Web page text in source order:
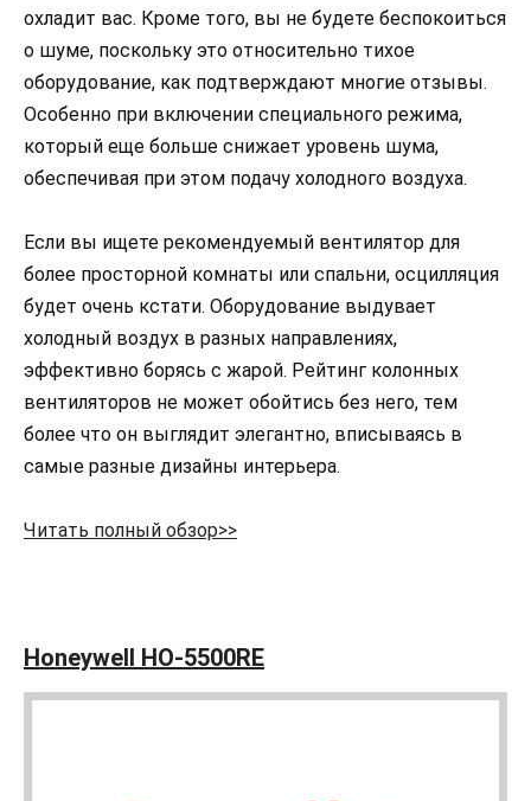
охладит вас. Кроме того, вы не будете беспокоиться
о шуме, поскольку это относительно тихое
оборудование, как подтверждают многие отзывы.
Особенно при включении специального режима,
который еще больше снижает уровень шума,
обеспечивая при этом подачу холодного воздуха.
Если вы ищете рекомендуемый вентилятор для
более просторной комнаты или спальни, осцилляция
будет очень кстати. Оборудование выдувает
холодный воздух в разных направлениях,
эффективно борясь с жарой. Рейтинг колонных
вентиляторов не может обойтись без него, тем
более что он выглядит элегантно, вписываясь в
самые разные дизайны интерьера.
Читать полный обзор>>
Honeywell HO-5500RE